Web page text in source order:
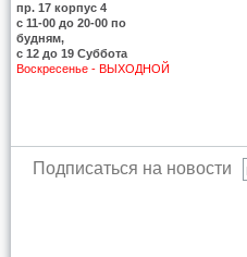
пр. 17 корпус 4
c 11-00 до 20-00 по
будням,
с 12 до 19 Суббота
Воскресенье - ВЫХОДНОЙ
Подписаться на новости